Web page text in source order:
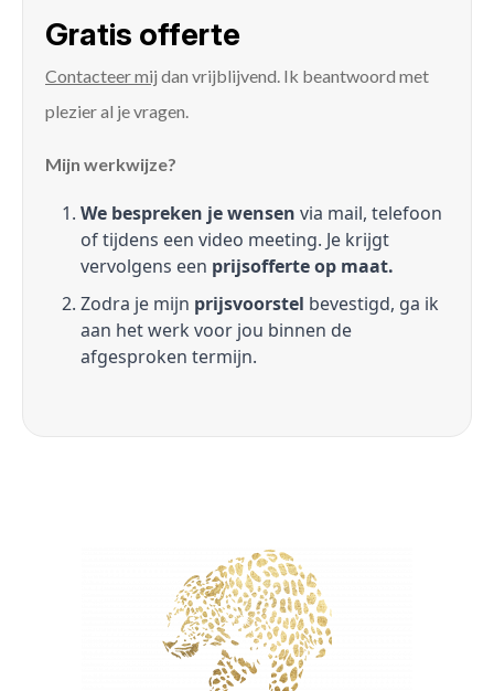
Gratis offerte
Contacteer mij dan vrijblijvend. Ik beantwoord met
plezier al je vragen.
Mijn werkwijze?
We bespreken je wensen via mail, telefoon
of tijdens een video meeting. Je krijgt
vervolgens een prijsofferte op maat.
Zodra je mijn prijsvoorstel bevestigd, ga ik
aan het werk voor jou binnen de
afgesproken termijn.